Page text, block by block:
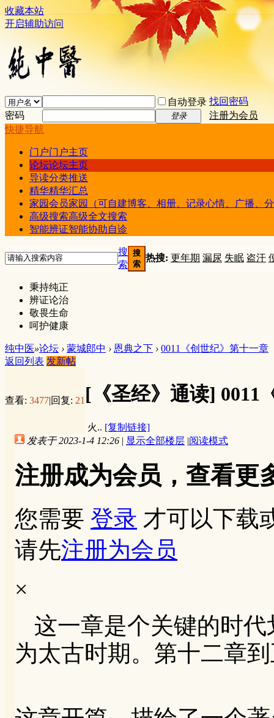
收藏本站
开启辅助访问
自动登录 找回密码
密码
登录
注册为会员
快捷导航
门户门户主页
论坛论坛主页
导读分类推送
精华精华汇总
家园会员家园（可自建博客、相册、记录心情、广播、
高级搜索高级全文搜索
智能辨证智能协助自诊
搜
索
搜
索
热搜: 更年期 漏尿 失眠 盗汗
秉持纯正
辨证论治
敬畏生命
呵护健康
纯中医»论坛 › 蒙城郎中 › 恩典之下 › 0011《创世纪》第十一章
返回列表 发新帖
查看: 3477|回复: 21 [《圣经》通读] 0011
火.. [复制链接]
发表于 2023-1-4 12:26 | 显示全部楼层 |阅读模式
注册成为会员，查看更
您需要 登录 才可以下载
请先注册为会员
×
这一章是个关键的时
为太古时期。第十二章